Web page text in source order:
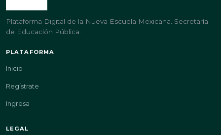
Plataforma Digital de la Nueva Escuela Mexicana. Secretaría
de Educación Pública.
PLATAFORMA
Inicio
Regístrate
Ingresa
LEGAL